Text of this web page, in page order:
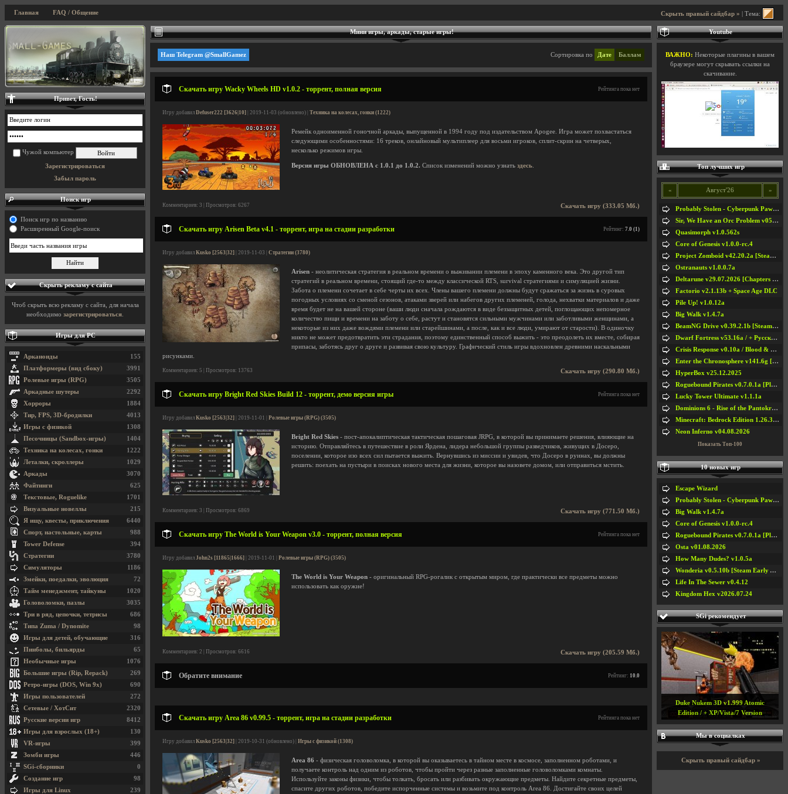
Скрыть правый сайдбар » | Тема:
Главная FAQ / Общение
Мини игры, аркады, старые игры!
Сортировка по Дате Баллам
Наш Telegram @SmallGamez
Скачать игру Wacky Wheels HD v1.0.2 - торрент, полная версия Рейтинга пока нет
Игру добавил Defuser222 [3626|10] | 2019-11-03 (обновлено) | Техника на колесах, гонки (1222)
Ремейк одноименной гоночной аркады, выпущенной в 1994 году под издательством Apogee. Игра может похвастаться
следующими особенностями: 16 треков, онлайновый мультиплеер для восьми игроков, сплит-скрин на четверых,
несколько режимов игры.
Версия игры ОБНОВЛЕНА с 1.0.1 до 1.0.2. Список изменений можно узнать здесь
Скачать игру (333.05 Мб.)
Комментариев: 3 | Просмотров: 6267
Скачать игру Arisen Beta v4.1 - торрент, игра на стадии разработки Рейтинг: 7.0 (1)
Игру добавил Kusko [2563|32] | 2019-11-03 | Стратегии (3780)
Arisen - неолитическая стратегия в реальном времени о выживании племени в эпоху каменного века. Это другой тип
стратегий в реальном времени, стоящий где-то между классической RTS, survival стратегиями и симуляцией жизни.
Забота о племени сочетает в себе черты их всех. Члены вашего племени должны будут сражаться за жизнь в суровых
погодных условиях со сменой сезонов, атаками зверей или набегов других племеней, голода, нехватки материалов и даже
время будет не на вашей стороне (ваши люди сначала рождаются в виде беззащитных детей, поглощающих непомерное
количество пищи и времени на заботу о себе, растут и становятся сильными мужчинами или заботливыми женщинами, а
некоторые из них даже вождями племени или старейшинами, а после, как и все люди, умирают от старости). В одиночку
никто не может предотвратить эти страдания, поэтому единственный способ выжить - это преодолеть их вместе, собирая
припасы, заботясь друг о друге и развивая свою культуру. Графический стиль игры вдохновлен древними наскальными
рисунками.
Скачать игру (290.80 Мб.)
Комментариев: 5 | Просмотров: 13763
Скачать игру Bright Red Skies Build 12 - торрент, демо версия игры Рейтинга пока нет
Игру добавил Kusko [2563|32] | 2019-11-01 | Ролевые игры (RPG) (3505)
Bright Red Skies - пост-апокалиптическая тактическая пошаговая JRPG, в которой вы принимаете решения, влияющие на
историю. Отправляйтесь в путешествие в роли Ярдена, лидера небольшой группы разведчиков, живущих в Досеро,
поселении, которое изо всех сил пытается выжить. Вернувшись из миссии и увидев, что Досеро в руинах, вы должны
решить: поехать на пустыри в поисках нового места для жизни, которое вы назовете домом, или отправиться мстить.
Скачать игру (771.50 Мб.)
Комментариев: 3 | Просмотров: 6869
Скачать игру The World is Your Weapon v3.0 - торрент, полная версия Рейтинга пока нет
Игру добавил John2s [11865|1666] | 2019-11-01 | Ролевые игры (RPG) (3505)
The World is Your Weapon - оригинальный RPG-рогалик с открытым миром, где практически все предметы можно
использовать как оружие!
Скачать игру (205.59 Мб.)
Комментариев: 2 | Просмотров: 6616
Обратите внимание Рейтинг: 10.0
Скачать игру Area 86 v0.99.5 - торрент, игра на стадии разработки Рейтинга пока нет
Игру добавил Kusko [2563|32] | 2019-10-31 (обновлено) | Игры с физикой (1308)
Area 86 - физическая головоломка, в которой вы оказываетесь в тайном месте в космосе, заполненном роботами, и
получаете контроль над одним из роботов, чтобы пройти через разные заполненные головоломками комнаты.
Используйте законы физики, чтобы толкать, бросать или разбивать окружающие предметы. Найдите секретные предметы,
спасите других роботов, победите испорченные системы и возьмите под контроль Area 86. Достигайте своих целей
Привет, Гость!
Чужой компьютер
Зарегистрироваться
Забыл пароль
Поиск игр
Поиск игр по названию
Расширенный Google-поиск
Скрыть рекламу с сайта
Чтоб скрыть всю рекламу с сайта, для начала
необходимо зарегистрироваться
Игры для PC
155
Арканоиды
3991
Платформеры (вид сбоку)
3505
Ролевые игры (RPG)
2292
Аркадные шутеры
1884
Хорроры
4013
Тир, FPS, 3D-бродилки
1308
Игры с физикой
1404
Песочницы (Sandbox-игры)
1222
Техника на колесах, гонки
1029
Леталки, скроллеры
3070
Аркады
625
Файтинги
1701
Текстовые, Roguelike
215
Визуальные новеллы
6440
Я ищу, квесты, приключения
988
Спорт, настольные, карты
394
Tower Defense
3780
Стратегии
1186
Симуляторы
72
Змейки, поедалки, эволюция
1020
Тайм менеджмент, тайкуны
3035
Головоломки, пазлы
686
Три в ряд, цепочки, тетрисы
98
Типа Zuma / Dynomite
316
Игры для детей, обучающие
65
Пинболы, бильярды
1076
Необычные игры
269
Большие игры (Rip, Repack)
690
Ретро-игры (DOS, Win 9x)
272
Игры пользователей
2320
Сетевые / ХотСит
8412
Русские версии игр
130
Игры для взрослых (18+)
399
VR-игры
446
Зомби игры
0
SGi-сборники
98
Создание игр
239
Игры для Linux
Youtube
ВАЖНО: Некоторые плагины в вашем
браузере могут скрывать ссылки на
скачивание.
Топ лучших игр
« Август'26 »
Probably Stolen - Cyberpunk Pawnshop Simulator v048c [Playtest]
Sir, We Have an Orc Problem v05.08.2026
Quasimorph v1.0.562s
Core of Genesis v1.0.0-rc.4
Project Zomboid v42.20.2a [Steam Early Access]
Ostranauts v1.0.0.7a
Deltarune v29.07.2026 [Chapters 1-5] / + RUS [Chapters 1-5]
Factorio v2.1.13b + Space Age DLC
Pile Up! v1.0.12a
Big Walk v1.4.7a
BeamNG Drive v0.39.2.1b [Steam Early Access]
Dwarf Fortress v53.16a / + Русская Версия v50.12a
Crisis Response v0.10a / Blood & Bullet
Enter the Chronosphere v141.6g [Steam Early Access]
HyperBox v25.12.2025
Roguebound Pirates v0.7.0.1a [Playtest]
Lucky Tower Ultimate v1.1.1a
Dominions 6 - Rise of the Pantokrator v6.35a
Minecraft: Bedrock Edition 1.26.33.1a / + TLauncher v2.89
Neon Inferno v04.08.2026
Показать Топ-100
10 новых игр
Escape Wizard
Probably Stolen - Cyberpunk Pawnshop Simulator v048c [Playtest]
Big Walk v1.4.7a
Core of Genesis v1.0.0-rc.4
Roguebound Pirates v0.7.0.1a [Playtest]
Osta v01.08.2026
How Many Dudes? v1.0.5a
Wonderia v0.5.10b [Steam Early Access]
Life In The Sewer v0.4.12
Kingdom Hex v2026.07.24
SGi рекомендует
Duke Nukem 3D v1.999 Atomic
Edition / + XP/Vista/7 Version
Мы в социалках
Скрыть правый сайдбар »